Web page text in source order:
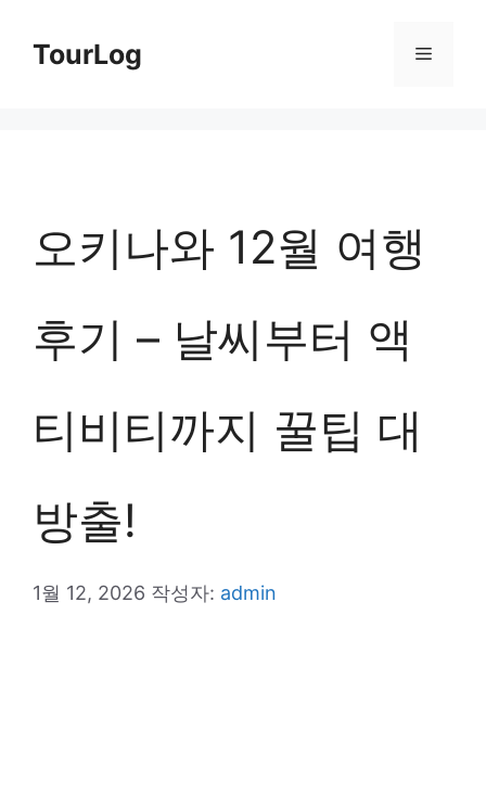
TourLog 메
오키나와 12월 여행
후기 – 날씨부터 액
티비티까지 꿀팁 대
방출!
1월 12, 2026 작성자: admin